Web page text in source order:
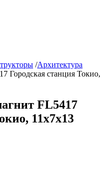
/Архитектура
Городская станция Токио,
FL5417
11x7x13